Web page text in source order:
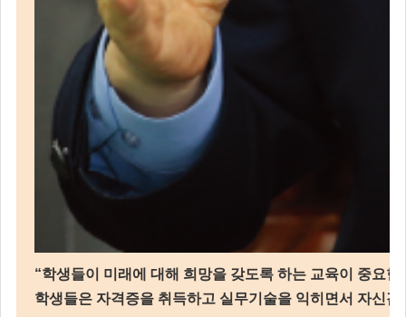
“학생들이 미래에 대해 희망을 갖도록 하는 교육이 중요
학생들은 자격증을 취득하고 실무기술을 익히면서 자신